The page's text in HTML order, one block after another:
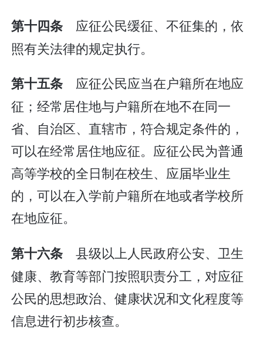
第十四条 应征公民缓征、不征集的，依
照有关法律的规定执行。
第十五条 应征公民应当在户籍所在地应
征；经常居住地与户籍所在地不在同一
省、自治区、直辖市，符合规定条件的，
可以在经常居住地应征。应征公民为普通
高等学校的全日制在校生、应届毕业生
的，可以在入学前户籍所在地或者学校所
在地应征。
第十六条 县级以上人民政府公安、卫生
健康、教育等部门按照职责分工，对应征
公民的思想政治、健康状况和文化程度等
信息进行初步核查。